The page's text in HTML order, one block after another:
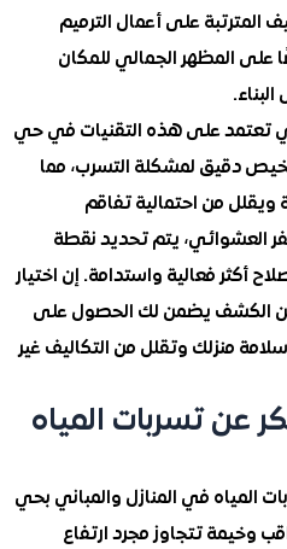
على أعمال الترميم
الجمالي للمكان
على هذه التقنيات في حي
لمشكلة التسرب، مما
احتمالية تفاقم
يتم تحديد نقطة
فعالية واستدامة. إن اختيار
يضمن لك الحصول على
وتقلل من التكاليف غير
المياه
في المنازل والمباني بحي
مجرد ارتفاع